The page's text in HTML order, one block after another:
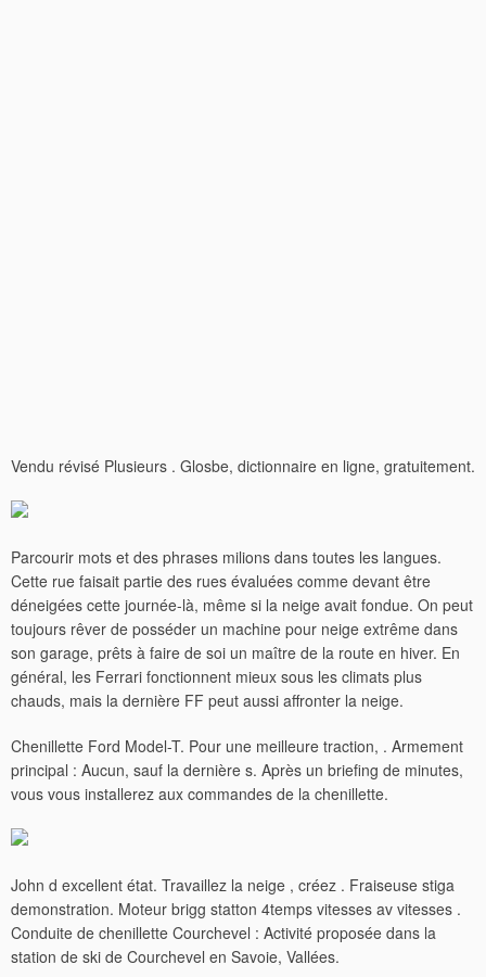
Vendu révisé Plusieurs . Glosbe, dictionnaire en ligne, gratuitement.
Parcourir mots et des phrases milions dans toutes les langues.
Cette rue faisait partie des rues évaluées comme devant être
déneigées cette journée-là, même si la neige avait fondue. On peut
toujours rêver de posséder un machine pour neige extrême dans
son garage, prêts à faire de soi un maître de la route en hiver. En
général, les Ferrari fonctionnent mieux sous les climats plus
chauds, mais la dernière FF peut aussi affronter la neige.
Chenillette Ford Model-T. Pour une meilleure traction, . Armement
principal ‎: ‎Aucun, sauf la dernière s. Après un briefing de minutes,
vous vous installerez aux commandes de la chenillette.
John d excellent état. Travaillez la neige , créez . Fraiseuse stiga
demonstration. Moteur brigg statton 4temps vitesses av vitesses .
Conduite de chenillette Courchevel : Activité proposée dans la
station de ski de Courchevel en Savoie, Vallées.